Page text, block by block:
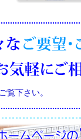
覧下さい。